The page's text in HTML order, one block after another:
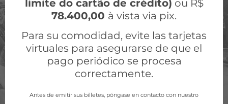
limite do cartão de crédito) ou R$
78.400,00 à vista via pix.
Para su comodidad, evite las tarjetas
virtuales para asegurarse de que el
pago periódico se procesa
correctamente.
Antes de emitir sus billetes, póngase en contacto con nuestro